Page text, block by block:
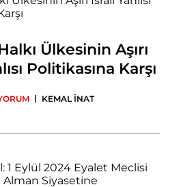
Ülkesinin Aşırı
Politikasına Karşı
| KEMAL İNAT